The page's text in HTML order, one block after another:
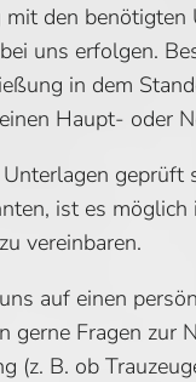
den benötigten
uns erfolgen.
in dem
Haupt- oder
ist es
vereinbaren.
auf einen
gerne Fragen zur
(z. B. ob